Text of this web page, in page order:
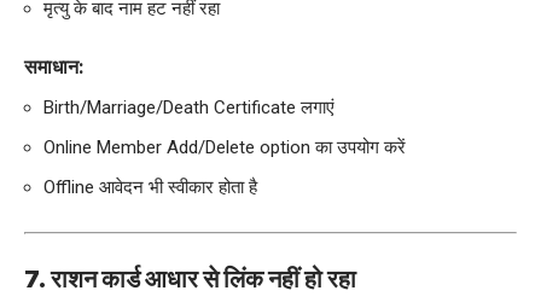
मृत्यु के बाद नाम हट नहीं रहा
समाधान:
Birth/Marriage/Death Certificate लगाएं
Online Member Add/Delete option का उपयोग करें
Offline आवेदन भी स्वीकार होता है
7. राशन कार्ड आधार से लिंक नहीं हो रहा